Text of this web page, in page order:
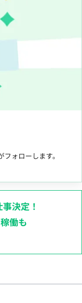
ォローします。
決定！
働も